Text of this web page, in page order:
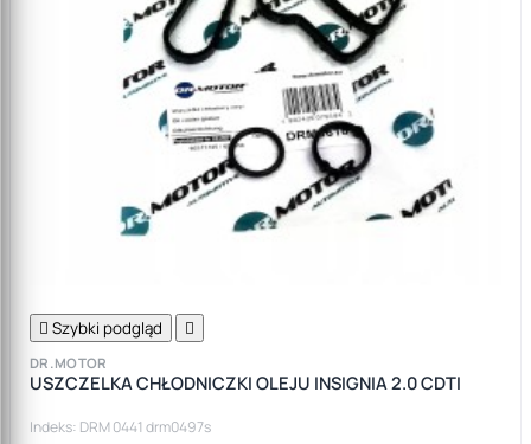
 Szybki podgląd 
DR.MOTOR
USZCZELKA CHŁODNICZKI OLEJU INSIGNIA 2.0 CDTI
Indeks: DRM 0441 drm0497s